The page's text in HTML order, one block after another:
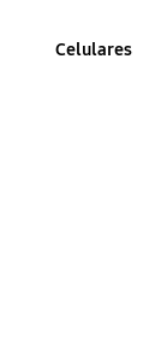
Celulares